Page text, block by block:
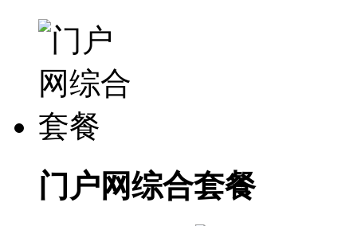
门户网综合套餐